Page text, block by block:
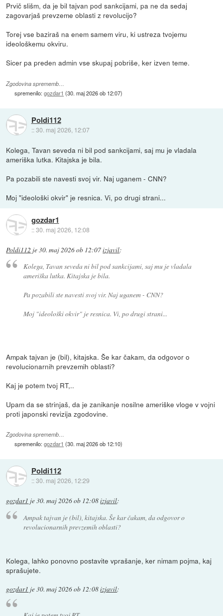
Prvič slišm, da je bil tajvan pod sankcijami, pa ne da sedaj
zagovarjaš prevzeme oblasti z revolucijo?
Torej vse baziraš na enem samem viru, ki ustreza tvojemu
ideološkemu okviru.
Sicer pa preden admin vse skupaj pobriše, ker izven teme.
Zgodovina sprememb…
spremenilo:gozdar1 (30. maj 2026 ob 12:07)
Poldi112
::30. maj 2026, 12:07
Kolega, Tavan seveda ni bil pod sankcijami, saj mu je vladala
ameriška lutka. Kitajska je bila.
Pa pozabili ste navesti svoj vir. Naj uganem - CNN?
Moj "ideološki okvir" je resnica. Vi, po drugi strani...
gozdar1
::30. maj 2026, 12:08
Poldi112 je30. maj 2026 ob 12:07izjavil:
Kolega, Tavan seveda ni bil pod sankcijami, saj mu je vladala
ameriška lutka. Kitajska je bila.
Pa pozabili ste navesti svoj vir. Naj uganem - CNN?
Moj "ideološki okvir" je resnica. Vi, po drugi strani...
Ampak tajvan je (bil), kitajska. Še kar čakam, da odgovor o
revolucionarnih prevzemih oblasti?
Kaj je potem tvoj RT,..
Upam da se strinjaš, da je zanikanje nosilne ameriške vloge v vojni
proti japonski revizija zgodovine.
Zgodovina sprememb…
spremenilo:gozdar1 (30. maj 2026 ob 12:10)
Poldi112
::30. maj 2026, 12:29
gozdar1 je30. maj 2026 ob 12:08izjavil:
Ampak tajvan je (bil), kitajska. Še kar čakam, da odgovor o
revolucionarnih prevzemih oblasti?
Kolega, lahko ponovno postavite vprašanje, ker nimam pojma, kaj
sprašujete.
gozdar1 je30. maj 2026 ob 12:08izjavil: